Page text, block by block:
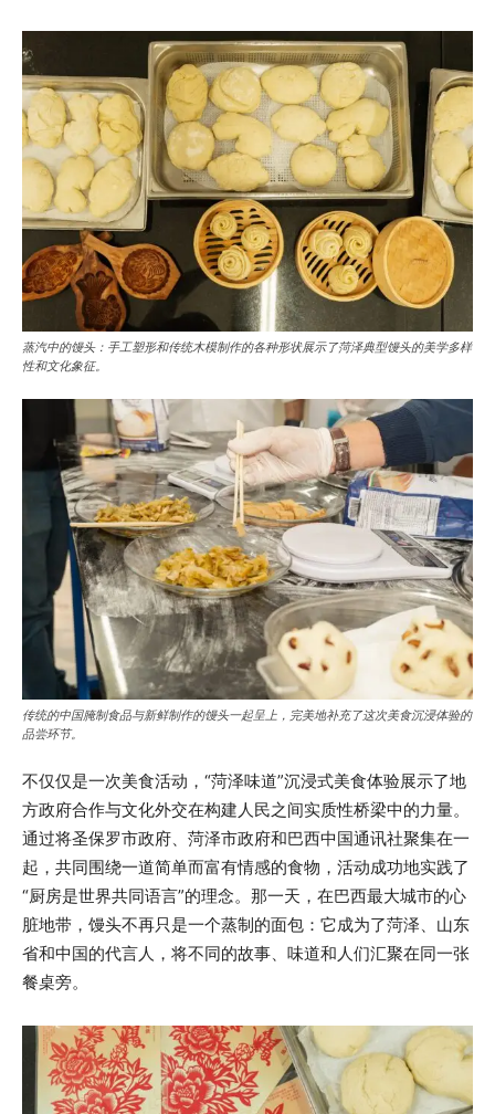
蒸汽中的馒头：手工塑形和传统木模制作的各种形状展示了菏泽典型馒头的美学多样
性和文化象征。
传统的中国腌制食品与新鲜制作的馒头一起呈上，完美地补充了这次美食沉浸体验的
品尝环节。
不仅仅是一次美食活动，“菏泽味道”沉浸式美食体验展示了地
方政府合作与文化外交在构建人民之间实质性桥梁中的力量。
通过将圣保罗市政府、菏泽市政府和巴西中国通讯社聚集在一
起，共同围绕一道简单而富有情感的食物，活动成功地实践了
“厨房是世界共同语言”的理念。那一天，在巴西最大城市的心
脏地带，馒头不再只是一个蒸制的面包：它成为了菏泽、山东
省和中国的代言人，将不同的故事、味道和人们汇聚在同一张
餐桌旁。